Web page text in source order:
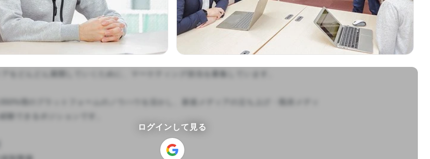
をどんどん展開していくために、マーケティング担当を募集しています。
増のプラットフォームのノウハウを活かし、新規メディアの立ち上げ・既存メディ
験できるポジションです。
ログインして見る